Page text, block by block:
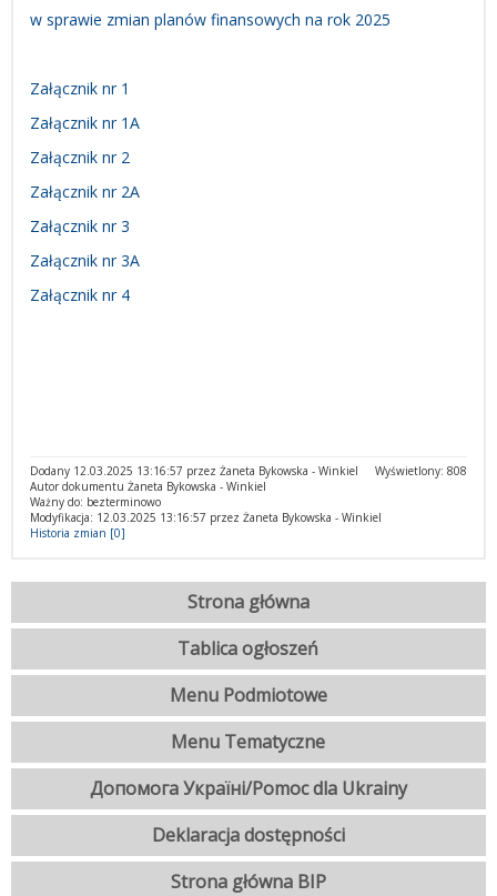
w sprawie zmian planów finansowych na rok 2025
Załącznik nr 1
Załącznik nr 1A
Załącznik nr 2
Załącznik nr 2A
Załącznik nr 3
Załącznik nr 3A
Załącznik nr 4
Wyświetlony: 808
Dodany 12.03.2025 13:16:57 przez Żaneta Bykowska - Winkiel
Autor dokumentu Żaneta Bykowska - Winkiel
Ważny do: bezterminowo
Modyfikacja: 12.03.2025 13:16:57 przez Żaneta Bykowska - Winkiel
Historia zmian [0]
Strona główna
Tablica ogłoszeń
Menu Podmiotowe
Menu Tematyczne
Допомога Україні/Pomoc dla Ukrainy
Deklaracja dostępności
Strona główna BIP